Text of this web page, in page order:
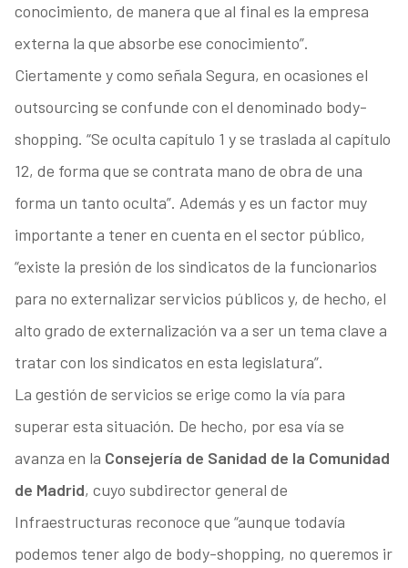
conocimiento, de manera que al final es la empresa
externa la que absorbe ese conocimiento”.
Ciertamente y como señala Segura, en ocasiones el
outsourcing se confunde con el denominado body-
shopping. “Se oculta capítulo 1 y se traslada al capítulo
12, de forma que se contrata mano de obra de una
forma un tanto oculta”. Además y es un factor muy
importante a tener en cuenta en el sector público,
“existe la presión de los sindicatos de la funcionarios
para no externalizar servicios públicos y, de hecho, el
alto grado de externalización va a ser un tema clave a
tratar con los sindicatos en esta legislatura”.
La gestión de servicios se erige como la vía para
superar esta situación. De hecho, por esa vía se
avanza en la Consejería de Sanidad de la Comunidad
de Madrid, cuyo subdirector general de
Infraestructuras reconoce que “aunque todavía
podemos tener algo de body-shopping, no queremos ir